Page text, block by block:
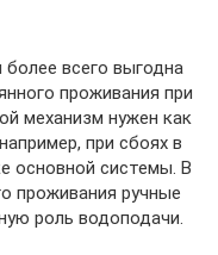
всего выгодна
проживания при
механизм нужен как
при сбоях в
основной системы. В
проживания ручные
роль водоподачи.